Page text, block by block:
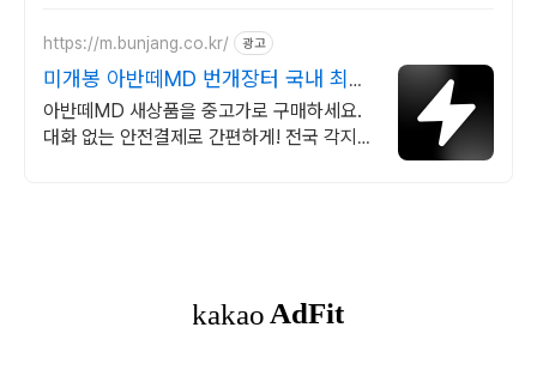
https://m.bunjang.co.kr/ 광고
미개봉 아반떼MD 번개장터 국내 최대
브랜드 중고거래
아반떼MD 새상품을 중고가로 구매하세요.
대화 없는 안전결제로 간편하게! 전국 각지에